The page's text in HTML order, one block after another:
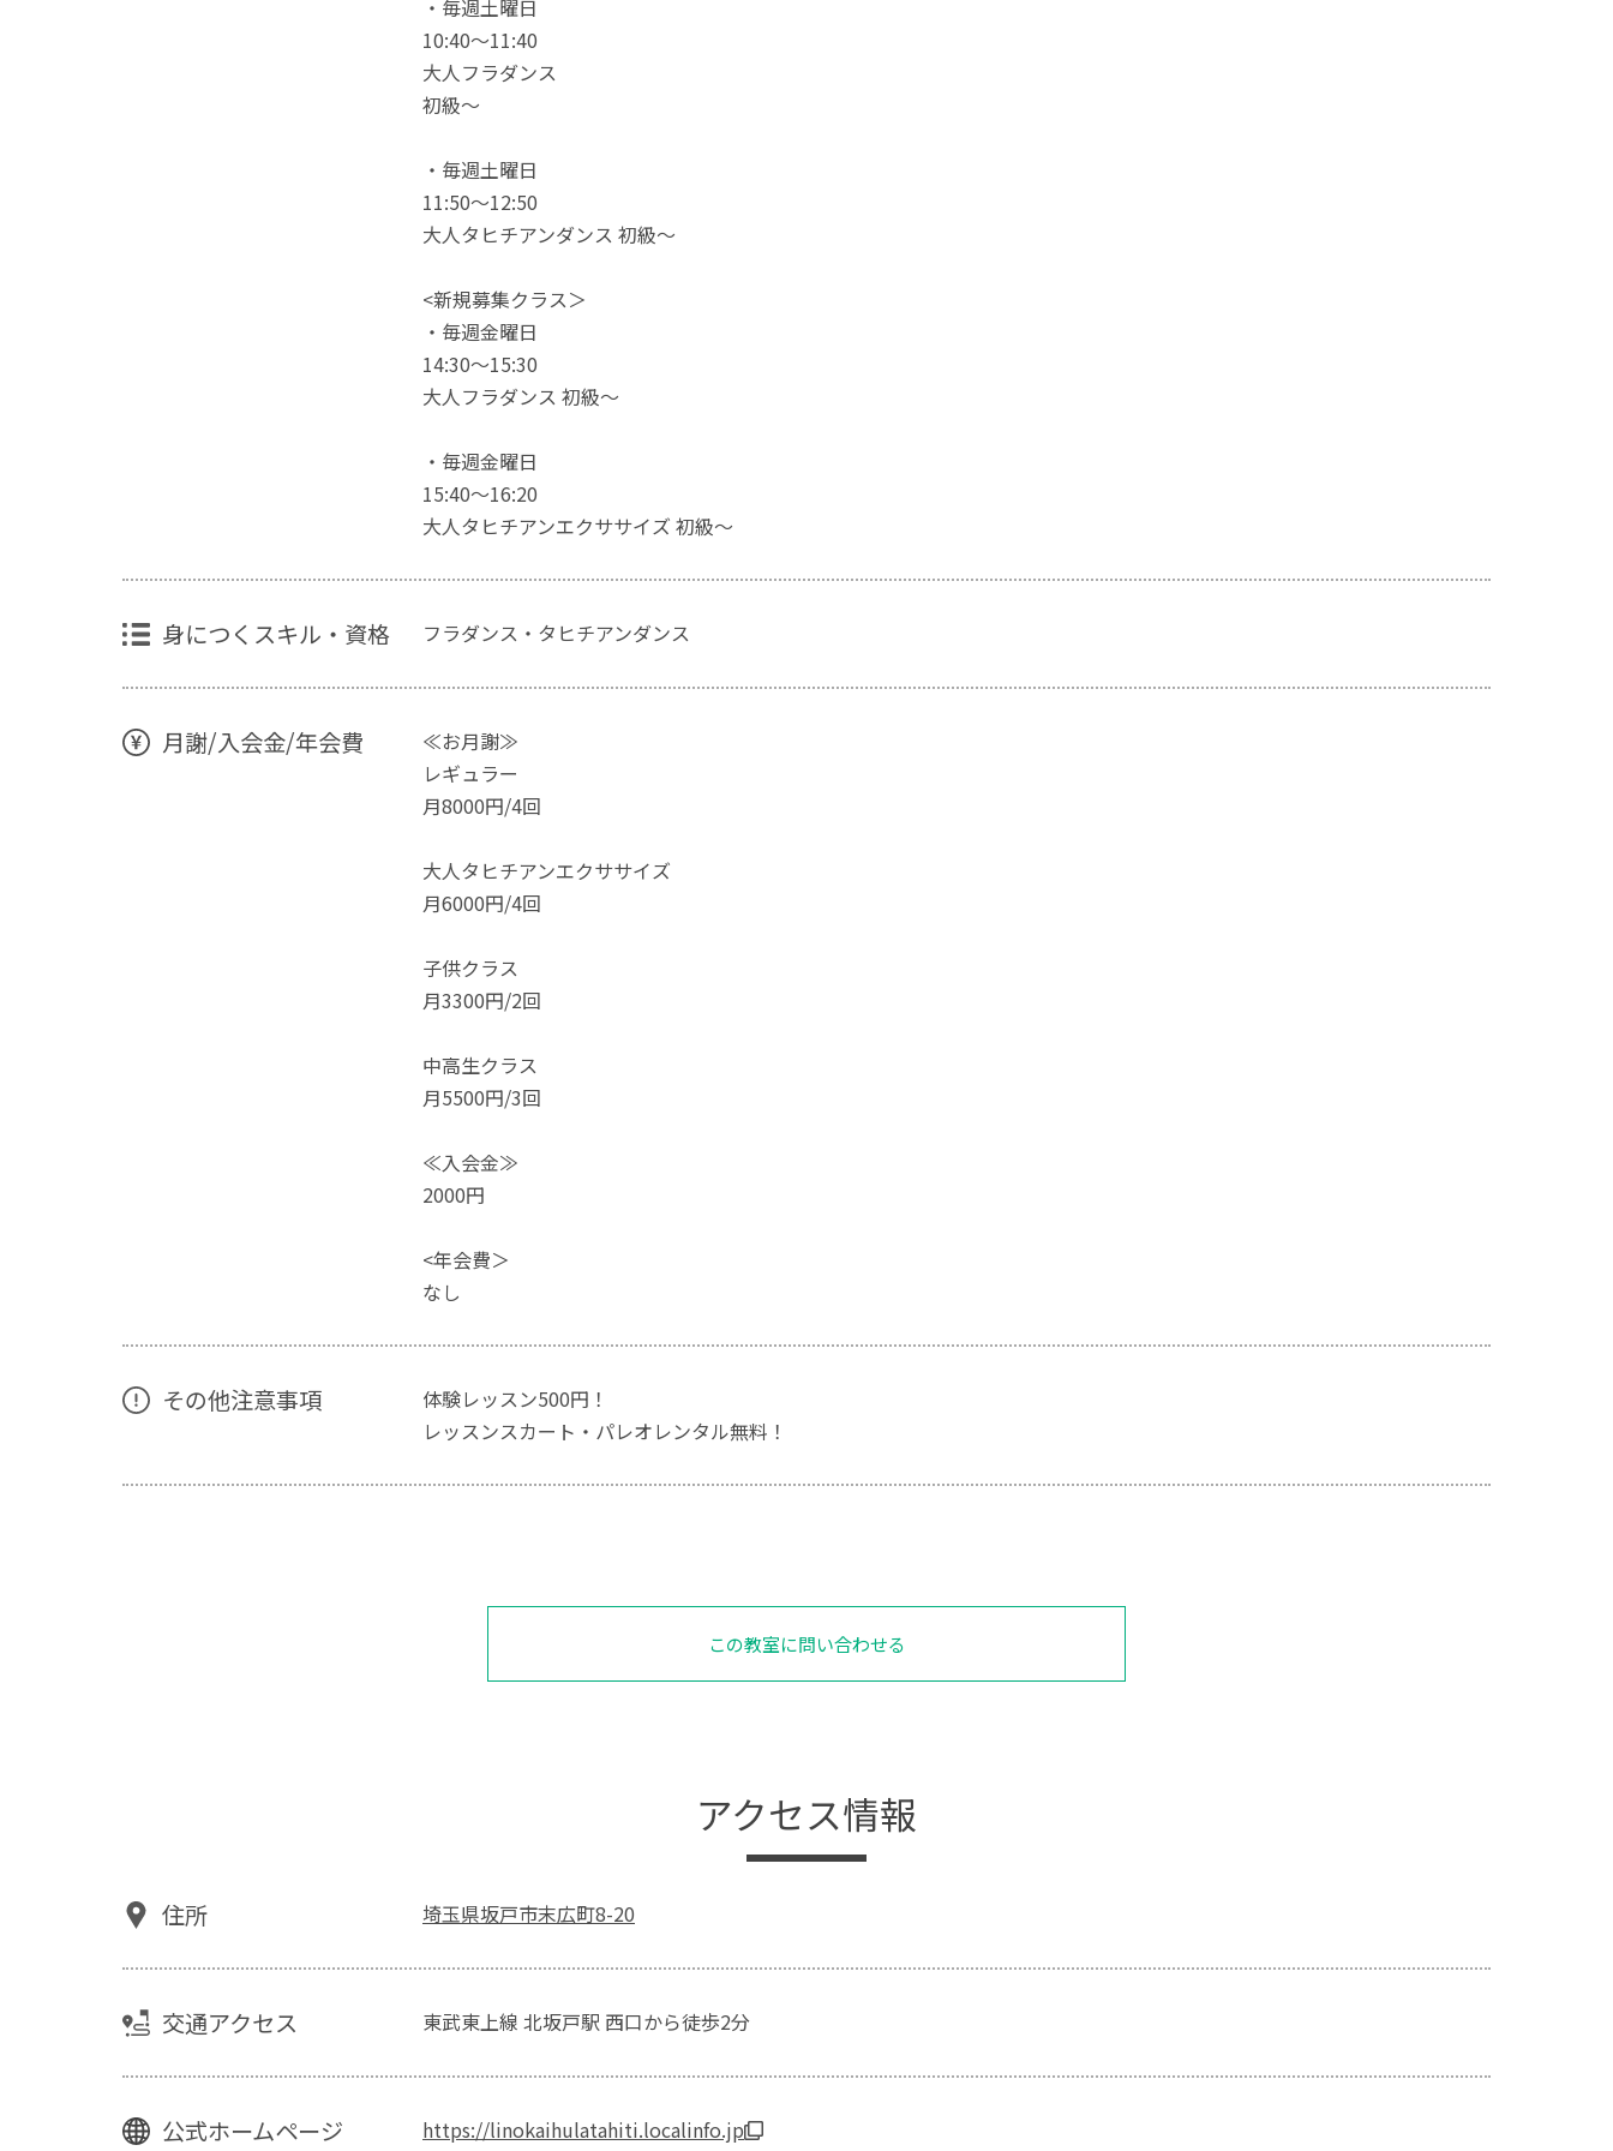
・毎週土曜日
10:40〜11:40
大人フラダンス
初級〜
・毎週土曜日
11:50〜12:50
大人タヒチアンダンス 初級〜
<新規募集クラス＞
・毎週金曜日
14:30〜15:30
大人フラダンス 初級〜
・毎週金曜日
15:40〜16:20
大人タヒチアンエクササイズ 初級〜
身につくスキル・資格 フラダンス・タヒチアンダンス
月謝/入会金/年会費
≪お月謝≫
レギュラー
月8000円/4回
大人タヒチアンエクササイズ
月6000円/4回
子供クラス
月3300円/2回
中高生クラス
月5500円/3回
≪入会金≫
2000円
<年会費＞
なし
その他注意事項
体験レッスン500円！
レッスンスカート・パレオレンタル無料！
この教室に問い合わせる
アクセス情報
住所 埼玉県坂戸市末広町8-20
交通アクセス 東武東上線 北坂戸駅 西口から徒歩2分
公式ホームページ https://linokaihulatahiti.localinfo.jp